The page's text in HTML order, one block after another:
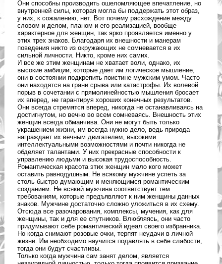
Они способны производить ошеломляющее впечатление, но
внутренней силы, которая могла бы поддержать этот образ,
у них, к сожалению, нет. Вот почему расхождение между
словом и делом, планом и его реализацией, вообще
характерное для женщин, так ярко проявляется именно у
этих трех знаков. Благодаря их внешности и манерам
поведения никто из окружающих не сомневается в их
сильной личности. Никто, кроме них самих.
И все же этим женщинам не хватает воли, однако, их
высокие амбиции, которые дает им логическое мышление,
они в состоянии подкрепить поистине мужским умом. Часто
они находятся на грани срыва или катастрофы. Их волевой
порыв в сочетании с прямолинейностью мышления бросает
их вперед, не гарантируя хороших конечных результатов.
Они всегда стремятся вперед, никогда не останавливаясь на
достигнутом, но вечно во всем сомневаясь. Внешность этих
женщин всегда обманчива. Они не могут быть только
украшением жизни, им всегда нужно дело, ведь природа
награждает их вечным двигателем, высокими
интеллектуальными возможностями и почти никогда не
обделяет талантами. У них прекрасные способности к
управлению людьми и высокая трудоспособность.
Романтическая красота этих женщин мало кого может
оставить равнодушным. Не всякому мужчине успеть за
столь быстро думающим и меняющимся романтическим
созданием. Не всякий мужчина соответствует тем
требованиям, которые предъявляют к ним женщины данных
знаков. Мужчине достаточно сложно уложиться в их схему.
Отсюда все разочарования, комплексы, мучения, как для
женщины, так и для ее спутников. Влюбляясь, они часто
придумывают себе романтический идеал своего избранника.
Но когда снимают розовые очки, терпят неудачи в личной
жизни. Им необходимо научится подавлять в себе слабости,
тогда они будут счастливы.
Только когда мужчина сам занят делом, является